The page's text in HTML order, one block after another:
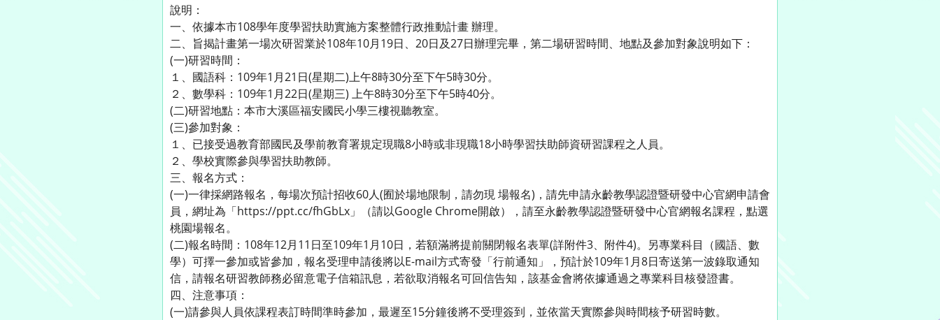
說明：
一、依據本市108學年度學習扶助實施方案整體行政推動計畫 辦理。
二、旨揭計畫第一場次研習業於108年10月19日、20日及27日辦理完畢，第二場研習時間、地點及參加對象說明如下：
(一)研習時間：
１、國語科：109年1月21日(星期二)上午8時30分至下午5時30分。
２、數學科：109年1月22日(星期三) 上午8時30分至下午5時40分。
(二)研習地點：本市大溪區福安國民小學三樓視聽教室。
(三)參加對象：
１、已接受過教育部國民及學前教育署規定現職8小時或非現職18小時學習扶助師資研習課程之人員。
２、學校實際參與學習扶助教師。
三、報名方式：
(一)一律採網路報名，每場次預計招收60人(囿於場地限制，請勿現 場報名)，請先申請永齡教學認證暨研發中心官網申請會
員，網址為「https://ppt.cc/fhGbLx」（請以Google Chrome開啟），請至永齡教學認證暨研發中心官網報名課程，點選
桃園場報名。
(二)報名時間：108年12月11日至109年1月10日，若額滿將提前關閉報名表單(詳附件3、附件4)。另專業科目（國語、數
學）可擇一參加或皆參加，報名受理申請後將以E-mail方式寄發「行前通知」，預計於109年1月8日寄送第一波錄取通知
信，請報名研習教師務必留意電子信箱訊息，若欲取消報名可回信告知，該基金會將依據通過之專業科目核發證書。
四、注意事項：
(一)請參與人員依課程表訂時間準時參加，最遲至15分鐘後將不受理簽到，並依當天實際參與時間核予研習時數。